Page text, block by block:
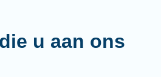
u aan ons